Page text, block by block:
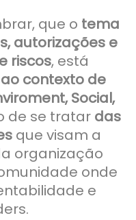
que o tema
autorizações e
riscos, está
contexto de
Social,
de se tratar das
que visam a
organização
onde
e